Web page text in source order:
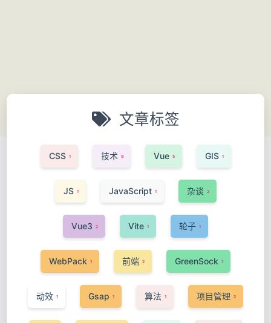
文章标签
CSS 1 技术 9 Vue 5 GIS 1
JS 1 JavaScript 1 杂谈 2
Vue3 2 Vite 1 轮子 1
WebPack 1 前端 2 GreenSock 1
动效 1 Gsap 1 算法 1 项目管理 2